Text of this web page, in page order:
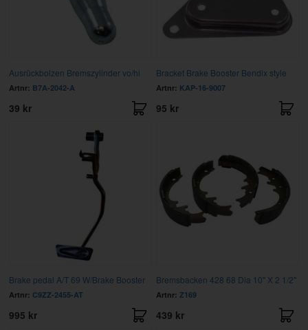
Ausrückbolzen Bremszylinder vo/hi
Artnr: B7A-2042-A
39 kr
Bracket Brake Booster Bendix style
Artnr: KAP-16-9007
95 kr
Brake pedal A/T 69 W/Brake Booster
Artnr: C9ZZ-2455-AT
995 kr
Bremsbacken 428 68 Dia 10" X 2 1/2"
Artnr: Z169
439 kr